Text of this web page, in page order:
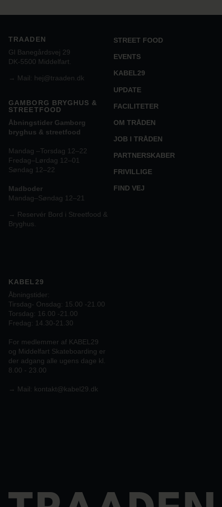
STREET FOOD
EVENTS
KABEL29
UPDATE
FACILITETER
OM TRÅDEN
JOB I TRÅDEN
PARTNERSKABER
FRIVILLIGE
FIND VEJ
TRAADEN
Gl Banegårdsvej 29
DK-5500 Middelfart.
→ Mail: hej@traaden.dk
GAMBORG BRYGHUS &
STREETFOOD
Åbningstider Gamborg
bryghus & streetfood
Mandag –Torsdag 12–22
Fredag–Lørdag 12–01
Søndag 12–22
Madboder
Mandag–Søndag 12–21
→ Reservér Bord i Streetfood &
Bryghus.
KABEL29
Åbningstider:
Tirsdag- Onsdag: 15.00 -21.00
Torsdag: 16.00 -21.00
Fredag: 14.30-21.30
For medlemmer af KABEL29
og Middelfart Skateboarding er
der adgang alle ugens dage kl.
8.00 - 23.00
→ Mail: kontakt@kabel29.dk